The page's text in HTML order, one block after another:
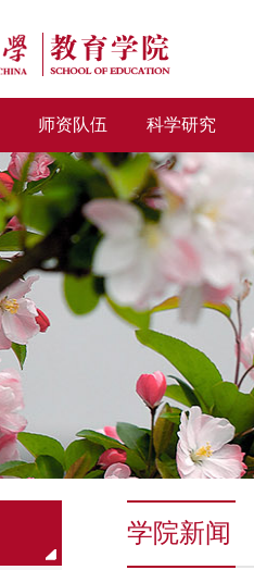
师资队伍 科学研究
学院新闻